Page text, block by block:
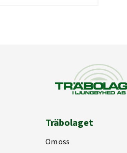
Träbolaget
Om oss